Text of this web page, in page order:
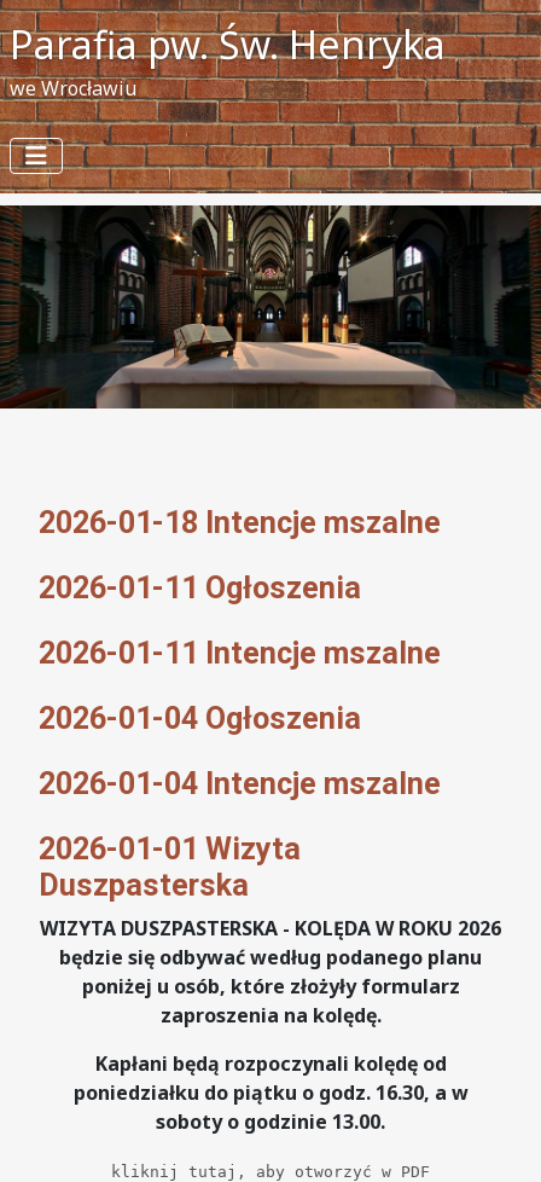
Parafia pw. Św. Henryka
we Wrocławiu
2026-01-18 Intencje mszalne
2026-01-11 Ogłoszenia
2026-01-11 Intencje mszalne
2026-01-04 Ogłoszenia
2026-01-04 Intencje mszalne
2026-01-01 Wizyta
Duszpasterska
WIZYTA DUSZPASTERSKA - KOLĘDA W ROKU 2026
będzie się odbywać według podanego planu
poniżej u osób, które złożyły formularz
zaproszenia na kolędę.
Kapłani będą rozpoczynali kolędę od
poniedziałku do piątku o godz. 16.30, a w
soboty o godzinie 13.00.
kliknij tutaj, aby otworzyć w PDF